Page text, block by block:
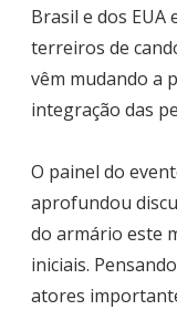
Brasil e dos EUA
terreiros de
vêm mudando a
integração das
O painel do
aprofundou
do armário este
iniciais.
atores